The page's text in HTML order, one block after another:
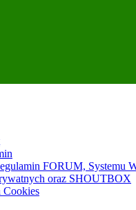
FORUM, Systemu
oraz SHOUTBOX
Cookies